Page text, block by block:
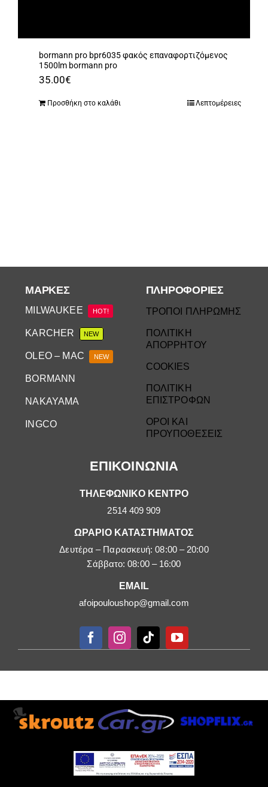
bormann pro bpr6035 φακός επαναφορτιζόμενος
1500lm bormann pro
35.00€
Προσθήκη στο καλάθι Λεπτομέρειες
ΕΠΙΚΟΙΝΩΝΙΑ
ΤΗΛΕΦΩΝΙΚΟ ΚΕΝΤΡΟ
2514 409 909
ΩΡΑΡΙΟ ΚΑΤΑΣΤΗΜΑΤΟΣ
Δευτέρα – Παρασκευή: 08:00 – 20:00
Σάββατο: 08:00 – 16:00
EMAIL
afoipouloushop@gmail.com
ΜΆΡΚΕΣ
MILWAUKEE HOT!
KARCHER NEW
OLEO – MAC NEW
BORMANN
NAKAYAMA
INGCO
ΠΛΗΡΟΦΟΡΙΕΣ
ΤΡΟΠΟΙ ΠΛΗΡΩΜΗΣ
ΠΟΛΙΤΙΚΗ
ΑΠΟΡΡΗΤΟΥ
COOKIES
ΠΟΛΙΤΙΚΗ
ΕΠΙΣΤΡΟΦΩΝ
ΟΡΟΙ ΚΑΙ
ΠΡΟΥΠΟΘΕΣΕΙΣ